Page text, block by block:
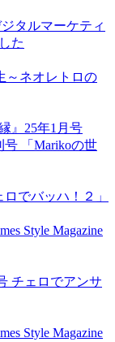
タルマーケティ
た
～ネオレトロの
』25年1月号
「Marikoの世
でバッハ！２」
Style Magazine
チェロでアンサ
Style Magazine